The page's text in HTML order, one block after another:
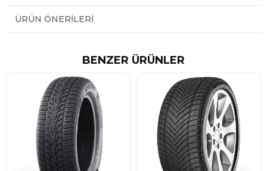
ÜRÜN ÖNERILERI
BENZER ÜRÜNLER